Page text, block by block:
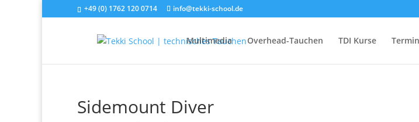
+49 (0) 1762 120 0714 info@tekki-school.de
Multimedia Overhead-Tauchen TDI Kurse
Sidemount Diver